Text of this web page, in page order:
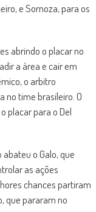
e Sornoza, para os
abrindo o placar no
a área e cair em
o arbitro
no time brasileiro. O
placar para o Del
o Galo, que
as ações
chances partiram
que pararam no